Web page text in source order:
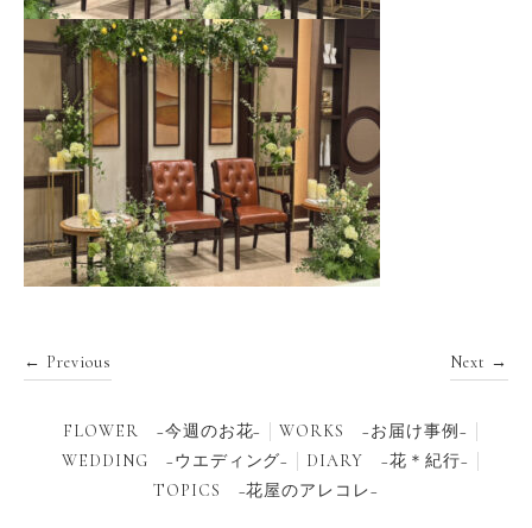
← Previous Next →
FLOWER −今週のお花−
WORKS −お届け事例−
WEDDING −ウエディング−
DIARY −花＊紀行−
TOPICS −花屋のアレコレ−